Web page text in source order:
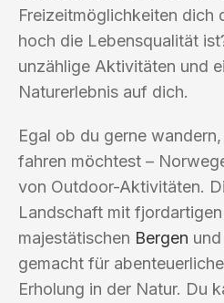
Freizeitmöglichkeiten dich
hoch die Lebensqualität
unzählige Aktivitäten und
Naturerlebnis auf dich.
Egal ob du gerne
fahren möchtest –
von Outdoor-Aktivitäten.
Landschaft mit fjordartigen
majestätischen Bergen
gemacht für
Erholung in der Natur. Du